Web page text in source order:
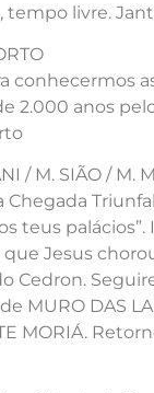
tempo livre.
2.000 anos
/ M. SIÃO / M.
palácios”.
Jesus
MURO
MORIÁ.